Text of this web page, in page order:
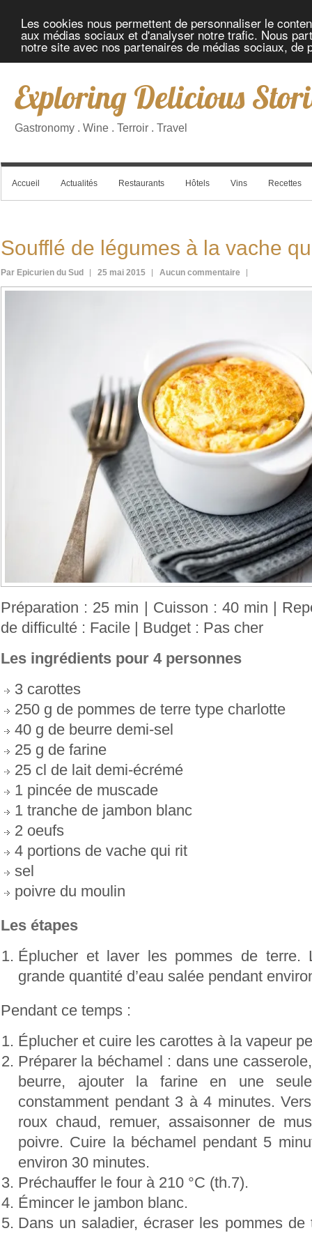
Les cookies nous permettent de personnaliser le
aux médias sociaux et d'analyser notre trafic. Nous
notre site avec nos partenaires de médias sociaux, de
Exploring Delicious
Gastronomy . Wine . Terroir . Travel
Accueil Actualités Restaurants Hôtels Vins Recettes
Soufflé de légumes à la vache
Par Epicurien du Sud 25 mai 2015 Aucun commentaire
Préparation : 25 min | Cuisson : 40 min |
de difficulté : Facile | Budget : Pas cher
Les ingrédients pour 4 personnes
3 carottes
250 g de pommes de terre type charlotte
40 g de beurre demi-sel
25 g de farine
25 cl de lait demi-écrémé
1 pincée de muscade
1 tranche de jambon blanc
2 oeufs
4 portions de vache qui rit
sel
poivre du moulin
Les étapes
Éplucher et laver les pommes de terre.
grande quantité d’eau salée pendant
Pendant ce temps :
Éplucher et cuire les carottes à la vapeur
Préparer la béchamel : dans une
beurre, ajouter la farine en une
constamment pendant 3 à 4 minutes.
roux chaud, remuer, assaisonner de
poivre. Cuire la béchamel pendant 5
environ 30 minutes.
Préchauffer le four à 210 °C (th.7).
Émincer le jambon blanc.
Dans un saladier, écraser les pommes